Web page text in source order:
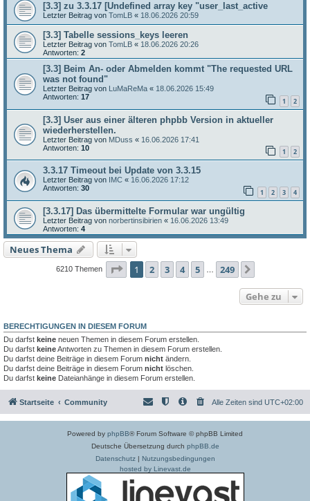
[3.3] zu 3.3.17 [Undefined array key "user_last_active
Letzter Beitrag von TomLB « 18.06.2026 20:59
[3.3] Tabelle sessions_keys leeren
Letzter Beitrag von TomLB « 18.06.2026 20:26
Antworten: 2
[3.3] Beim An- oder Abmelden kommt "The requested URL
was not found"
Letzter Beitrag von LuMaReMa « 18.06.2026 15:49
Antworten: 17 1 2
[3.3] User aus einer älteren phpbb Version in aktueller
wiederherstellen.
Letzter Beitrag von MDuss « 16.06.2026 17:41
Antworten: 10 1 2
3.3.17 Timeout bei Update von 3.3.15
Letzter Beitrag von IMC « 16.06.2026 17:12
Antworten: 30 1 2 3 4
[3.3.17] Das übermittelte Formular war ungültig
Letzter Beitrag von norbertinsibirien « 16.06.2026 13:49
Antworten: 4
Neues Thema
6210 Themen Seite 1von 249
1 2 3 4 5 249
Gehe zu
BERECHTIGUNGEN IN DIESEM FORUM
Du darfst keine neuen Themen in diesem Forum erstellen.
Du darfst keineAntworten zu Themen in diesem Forum erstellen.
Du darfst deine Beiträge in diesem Forum nicht ändern.
Du darfst deine Beiträge in diesem Forum nicht löschen.
Du darfst keine Dateianhänge in diesem Forum erstellen.
Startseite Community Alle Zeiten sind UTC+02:00
Powered by phpBB® Forum Software © phpBB Limited
Deutsche Übersetzung durch phpBB.de
Datenschutz| Nutzungsbedingungen
hosted by Linevast.de